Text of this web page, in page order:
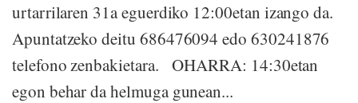
urtarrilaren 31a eguerdiko 12:00etan izango da.
Apuntatzeko deitu 686476094 edo 630241876
telefono zenbakietara. OHARRA: 14:30etan
egon behar da helmuga gunean...